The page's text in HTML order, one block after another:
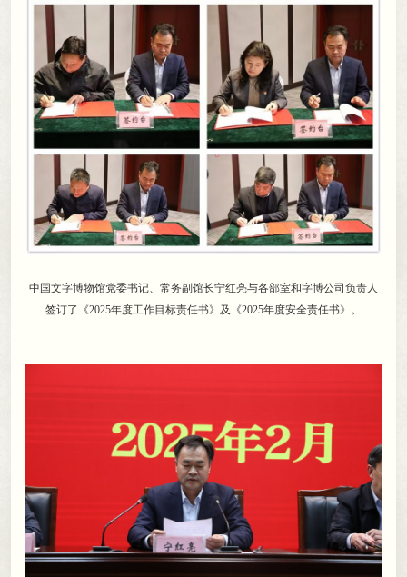
中国文字博物馆党委书记、常务副馆长宁红亮与各部室和字博公司负责人
签订了《2025年度工作目标责任书》及《2025年度安全责任书》 。